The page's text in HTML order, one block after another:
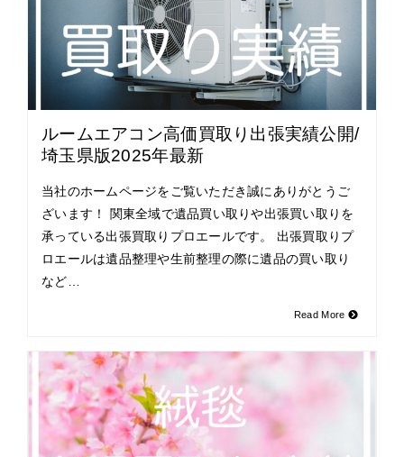
ルームエアコン高価買取り出張実績公開/
埼玉県版2025年最新
当社のホームページをご覧いただき誠にありがとうご
ざいます！ 関東全域で遺品買い取りや出張買い取りを
承っている出張買取りプロエールです。 出張買取りプ
ロエールは遺品整理や生前整理の際に遺品の買い取り
など…
Read More